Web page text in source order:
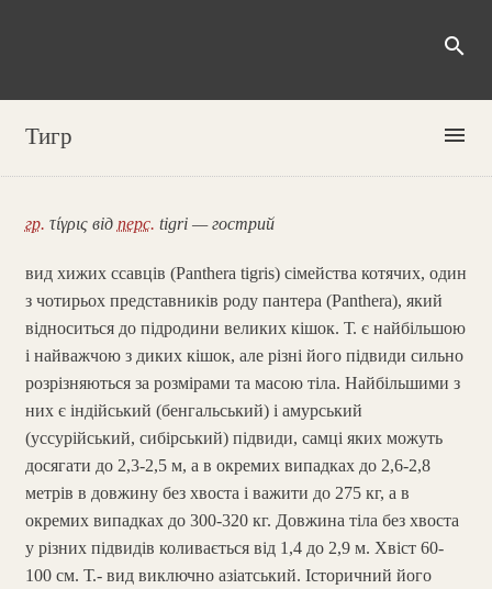
search
Тигр menu
гр. τίγρις від перс. tigri — гострий
вид хижих ссавців (Panthera tigris) сімейства котячих, один
з чотирьох представників роду пантера (Panthera), який
відноситься до підродини великих кішок. Т. є найбільшою
і найважчою з диких кішок, але різні його підвиди сильно
розрізняються за розмірами та масою тіла. Найбільшими з
них є індійський (бенгальський) і амурський
(уссурійський, сибірський) підвиди, самці яких можуть
досягати до 2,3-2,5 м, а в окремих випадках до 2,6-2,8
метрів в довжину без хвоста і важити до 275 кг, а в
окремих випадках до 300-320 кг. Довжина тіла без хвоста
у різних підвидів коливається від 1,4 до 2,9 м. Хвіст 60-
100 см. Т.- вид виключно азіатський. Історичний його